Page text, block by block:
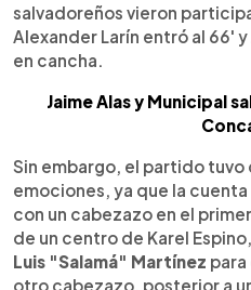
salvadoreños vieron
Alexander Larín entró al 66'
en cancha.
Jaime Alas y Municipal
Sin embargo, el partido
emociones, ya que la cuenta
con un cabezazo en el
de un centro de Karel
Luis "Salamá" Martínez
otro cabezazo, posterior a